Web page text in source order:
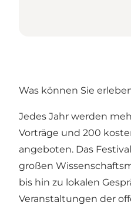
Was können Sie
Jedes Jahr werden
Vorträge und 200
angeboten. Das
großen
bis hin zu lokalen
Veranstaltungen der